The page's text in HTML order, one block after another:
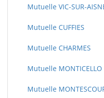
Mutuelle VIC-SUR-
Mutuelle CUFFIES
Mutuelle CHARMES
Mutuelle MONTICELLO
Mutuelle